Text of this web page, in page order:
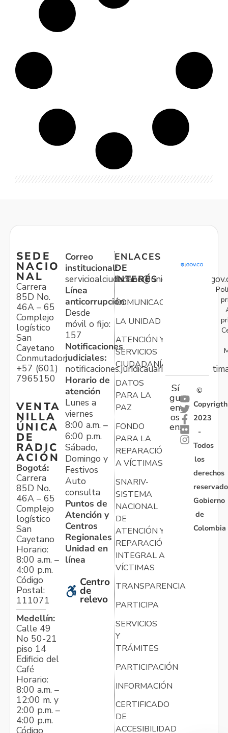
SEDE
NACIO
NAL
Carrera
85D No.
46A – 65
Complejo
logístico
San
Cayetano
Conmutador:
+57 (601)
7965150
VENTA
NILLA
ÚNICA
DE
RADIC
ACIÓN
Bogotá:
Carrera
85D No.
46A – 65
Complejo
logístico
San
Cayetano
Horario:
8:00 a.m. –
4:00 p.m.
Código
Postal:
111071
Medellín:
Calle 49
No 50-21
piso 14
Edificio del
Café
Horario:
8:00 a.m. –
12:00 m. y
2:00 p.m. –
4:00 p.m.
Correo
institucional:
Línea
anticorrupción:
Desde
móvil o fijo:
157
Notificaciones
judiciales:
Horario de
atención
Lunes a
viernes
8:00 a.m. –
6:00 p.m.
Sábado,
Domingo y
Festivos
Auto
consulta
Puntos de
Atención y
Centros
Regionales
Unidad en
línea
Centro
de
relevo
ENLACES
DE
INTERÉS
COMUNICACIONES
LA UNIDAD
ATENCIÓN Y
SERVICIOS
CIUDADANÍA
DATOS
PARA LA
PAZ
FONDO
PARA LA
REPARACIÓN
A VÍCTIMAS
SNARIV-
SISTEMA
NACIONAL
DE
ATENCIÓN Y
REPARACIÓN
INTEGRAL A
VÍCTIMAS
TRANSPARENCIA
PARTICIPA
SERVICIOS
Y
TRÁMITES
PARTICIPACIÓN
INFORMACIÓN
CERTIFICADO
DE
ACCESIBILIDAD
Sí
gu
en
os
en:
©
Copyrigth
2023
-
Todos
los
derechos
Gobierno
de
Colombia